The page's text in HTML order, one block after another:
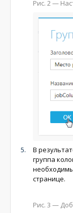
Рис. 2—
В
группа
странице.
Рис. 3 —